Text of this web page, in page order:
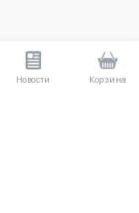
Новости Корзина